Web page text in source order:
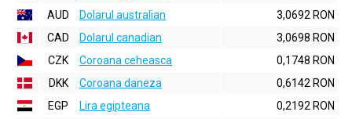
AUD
Dolarul australian
3,0692 RON
CAD
Dolarul canadian
3,0698 RON
CZK
Coroana ceheasca
0,1748 RON
DKK
Coroana daneza
0,6142 RON
EGP
Lira egipteana
0,2192 RON